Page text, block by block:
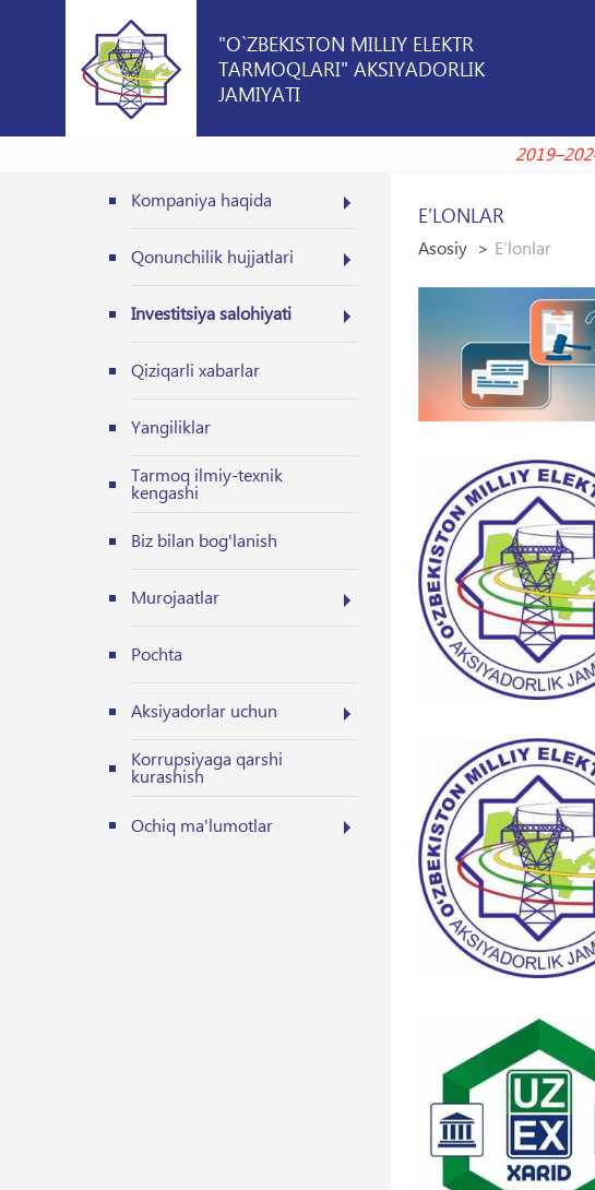
"O`ZBEKISTON MILLIY ELEKTR
TARMOQLARI" AKSIYADORLIK
JAMIYATI
Kompaniya haqida
Qonunchilik hujjatlari
Investitsiya salohiyati
Qiziqarli xabarlar
Yangiliklar
Tarmoq ilmiy-texnik
kengashi
Biz bilan bog'lanish
Murojaatlar
Pochta
Aksiyadorlar uchun
Korrupsiyaga qarshi
kurashish
Ochiq ma'lumotlar
E’LONLAR
Asosiy E’lonlar